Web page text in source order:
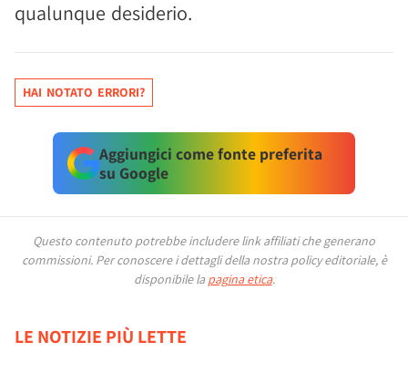
qualunque desiderio.
HAI NOTATO ERRORI?
Aggiungici come fonte preferita
su Google
Questo contenuto potrebbe includere link affiliati che generano
commissioni. Per conoscere i dettagli della nostra policy editoriale, è
disponibile la pagina etica.
LE NOTIZIE PIÙ LETTE